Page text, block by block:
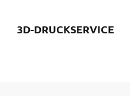
3D-DRUCKSERVICE